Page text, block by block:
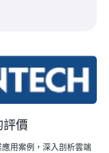
評價
用案例，深入剖析雲端